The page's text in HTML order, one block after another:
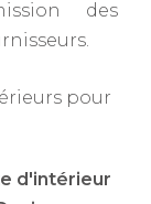
des
pour
d'intérieur